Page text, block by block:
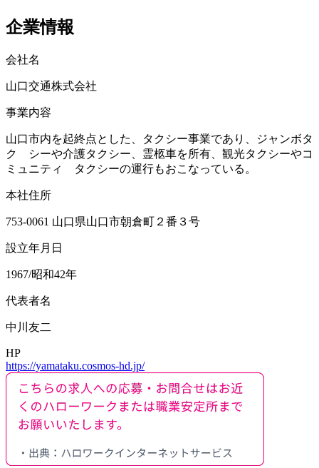
企業情報
会社名
山口交通株式会社
事業内容
山口市内を起終点とした、タクシー事業であり、ジャンボタ
ク シーや介護タクシー、霊柩車を所有、観光タクシーやコ
ミュニティ タクシーの運行もおこなっている。
本社住所
753-0061 山口県山口市朝倉町２番３号
設立年月日
1967/昭和42年
代表者名
中川友二
HP
https://yamataku.cosmos-hd.jp/